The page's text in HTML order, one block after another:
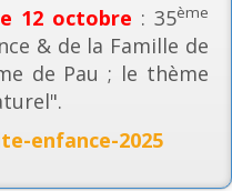
12 octobre : 35ème
& de la Famille de
de Pau ; le thème
enfance-2025